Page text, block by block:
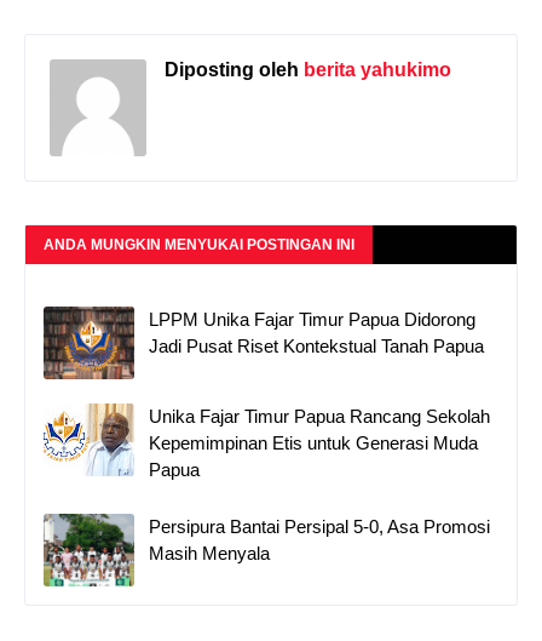
Diposting oleh berita yahukimo
ANDA MUNGKIN MENYUKAI POSTINGAN INI
LPPM Unika Fajar Timur Papua Didorong
Jadi Pusat Riset Kontekstual Tanah Papua
Unika Fajar Timur Papua Rancang Sekolah
Kepemimpinan Etis untuk Generasi Muda
Papua
Persipura Bantai Persipal 5-0, Asa Promosi
Masih Menyala